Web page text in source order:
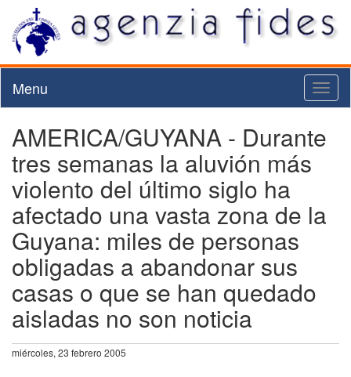
Menu
AMERICA/GUYANA - Durante
tres semanas la aluvión más
violento del último siglo ha
afectado una vasta zona de la
Guyana: miles de personas
obligadas a abandonar sus
casas o que se han quedado
aisladas no son noticia
miércoles, 23 febrero 2005